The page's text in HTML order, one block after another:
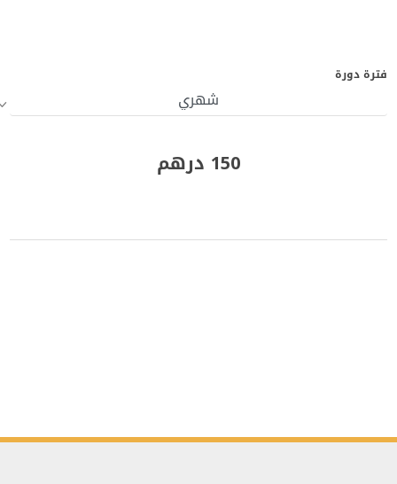
فترة دورة
150 درهم